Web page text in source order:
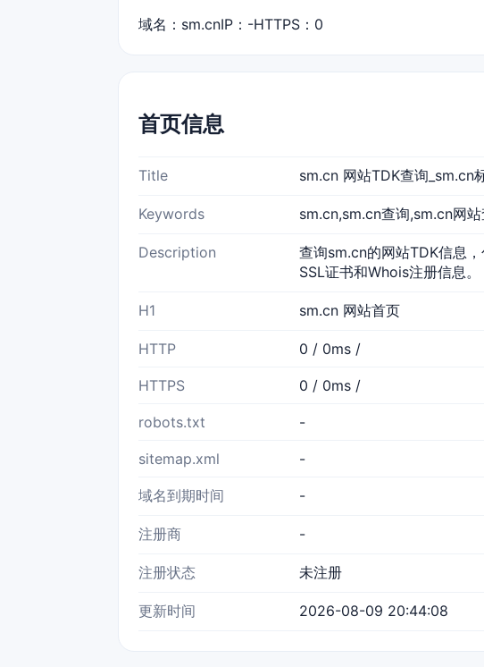
域名：sm.cnIP：-HTTPS：0
首页信息
Title sm.cn 网站TDK查询_sm.cn
Keywords sm.cn,sm.cn查询,sm.cn网
Description
查询sm.cn的网站TDK信息
SSL证书和Whois注册信息。
H1 sm.cn 网站首页
HTTP 0 / 0ms /
HTTPS 0 / 0ms /
robots.txt -
sitemap.xml -
域名到期时间 -
注册商 -
注册状态 未注册
更新时间 2026-08-09 20:44:08